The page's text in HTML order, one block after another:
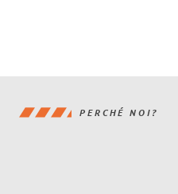
PERCHÉ NOI?